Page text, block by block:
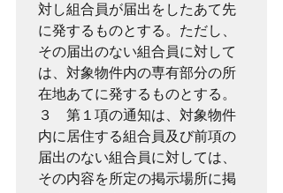
対し組合員が届出をしたあて先
に発するものとする。ただし、
その届出のない組合員に対して
は、対象物件内の専有部分の所
在地あてに発するものとする。
３　第１項の通知は、対象物件
内に居住する組合員及び前項の
届出のない組合員に対しては、
その内容を所定の掲示場所に掲